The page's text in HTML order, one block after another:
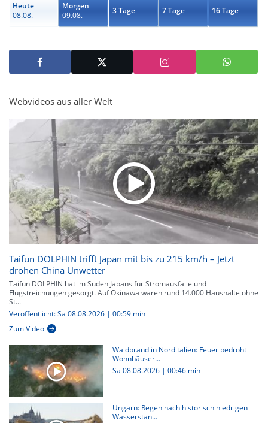
Heute
08.08.
Morgen
09.08.
3 Tage 7 Tage 16 Tage
Webvideos aus aller Welt
Taifun DOLPHIN trifft Japan mit bis zu 215 km/h – Jetzt
drohen China Unwetter
Taifun DOLPHIN hat im Süden Japans für Stromausfälle und
Flugstreichungen gesorgt. Auf Okinawa waren rund 14.000 Haushalte ohne
St...
Veröffentlicht: Sa 08.08.2026 | 00:59 min
Zum Video
Waldbrand in Norditalien: Feuer bedroht
Wohnhäuser...
Sa 08.08.2026 | 00:46 min
Ungarn: Regen nach historisch niedrigen
Wasserstän...